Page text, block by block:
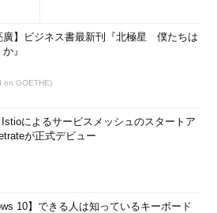
廣】ビジネス書最新刊『北極星 僕たちは
』
on GOETHE)
によるサービスメッシュのスタートア
が正式デビュー
10】できる人は知っているキーボード